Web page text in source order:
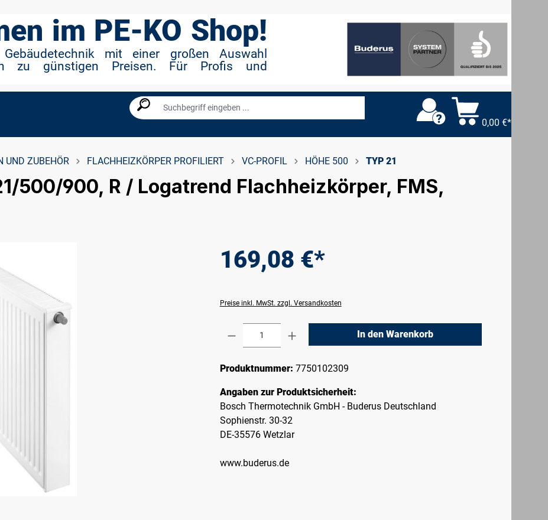
im PE-KO Shop!
mit einer großen Auswahl
zu günstigen Preisen. Für Profis und
0,00 €*
ZUBEHÖR FLACHHEIZKÖRPER PROFILIERT VC-PROFIL HÖHE 500 TYP 21
500/900, R / Logatrend Flachheizkörper, FMS,
169,08 €*
Preise inkl. MwSt. zzgl. Versandkosten
Produkt Anzahl: Gib den gewünschten Wert ein
In den Warenkorb
Produktnummer: 7750102309
Angaben zur Produktsicherheit:
Bosch Thermotechnik GmbH - Buderus Deutschland
Sophienstr. 30-32
DE-35576 Wetzlar
www.buderus.de